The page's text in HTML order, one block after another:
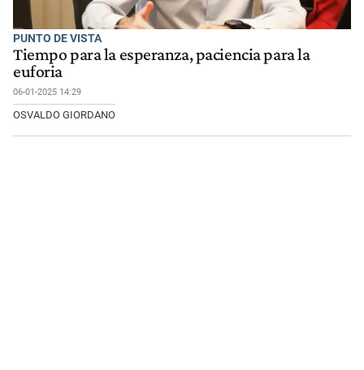
PUNTO DE VISTA
Tiempo para la esperanza, paciencia para la
euforia
06-01-2025 14:29
OSVALDO GIORDANO